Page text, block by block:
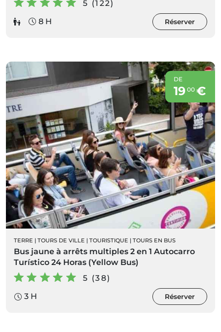
5 (122)
8 H
Réserver
DE
19 00€
TERRE | TOURS DE VILLE | TOURISTIQUE | TOURS EN BUS
Bus jaune à arrêts multiples 2 en 1 Autocarro
Turístico 24 Horas (Yellow Bus)
5 (38)
3 H
Réserver